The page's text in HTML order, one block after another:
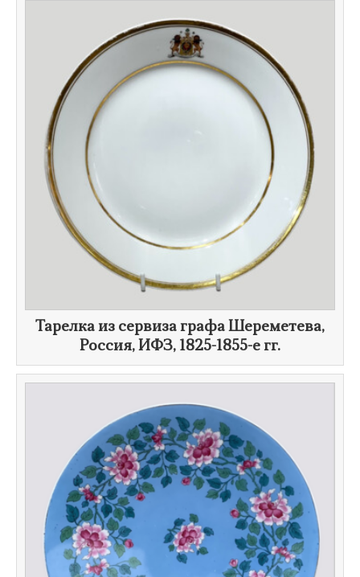
Тарелка из сервиза графа Шереметева,
Россия, ИФЗ, 1825-1855-е гг.